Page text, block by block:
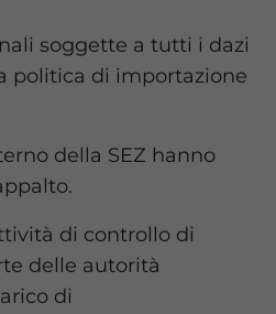
soggette a tutti i dazi
politica di importazione
della SEZ hanno
di controllo di
delle autorità
di